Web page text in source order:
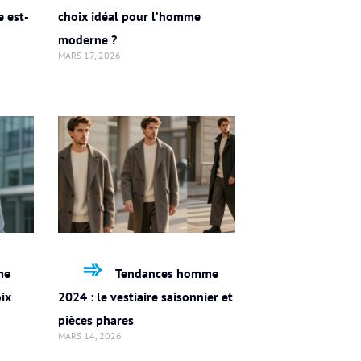
est-
choix idéal pour l’homme
moderne ?
MARS 17, 2026
Tendances homme
2024 : le vestiaire saisonnier et
pièces phares
MARS 14, 2026